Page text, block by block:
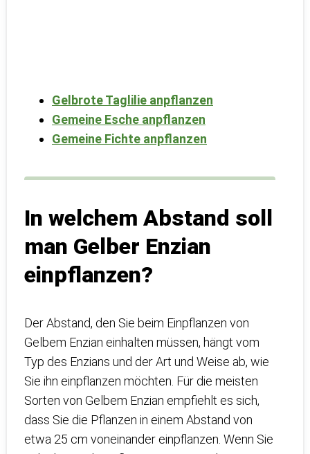
Gelbrote Taglilie anpflanzen
Gemeine Esche anpflanzen
Gemeine Fichte anpflanzen
In welchem Abstand soll
man Gelber Enzian
einpflanzen?
Der Abstand, den Sie beim Einpflanzen von
Gelbem Enzian einhalten müssen, hängt vom
Typ des Enzians und der Art und Weise ab, wie
Sie ihn einpflanzen möchten. Für die meisten
Sorten von Gelbem Enzian empfiehlt es sich,
dass Sie die Pflanzen in einem Abstand von
etwa 25 cm voneinander einpflanzen. Wenn Sie